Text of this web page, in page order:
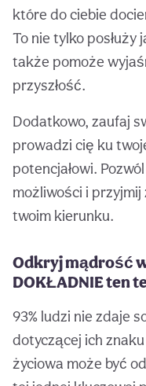
które do ciebie
To nie tylko posłuży
także pomoże
przyszłość.
Dodatkowo, zaufaj
prowadzi cię ku
potencjałowi.
możliwości i
twoim kierunku.
Odkryj mądrość
DOKŁADNIE ten
93% ludzi nie zdaje
dotyczącej ich
życiowa może być